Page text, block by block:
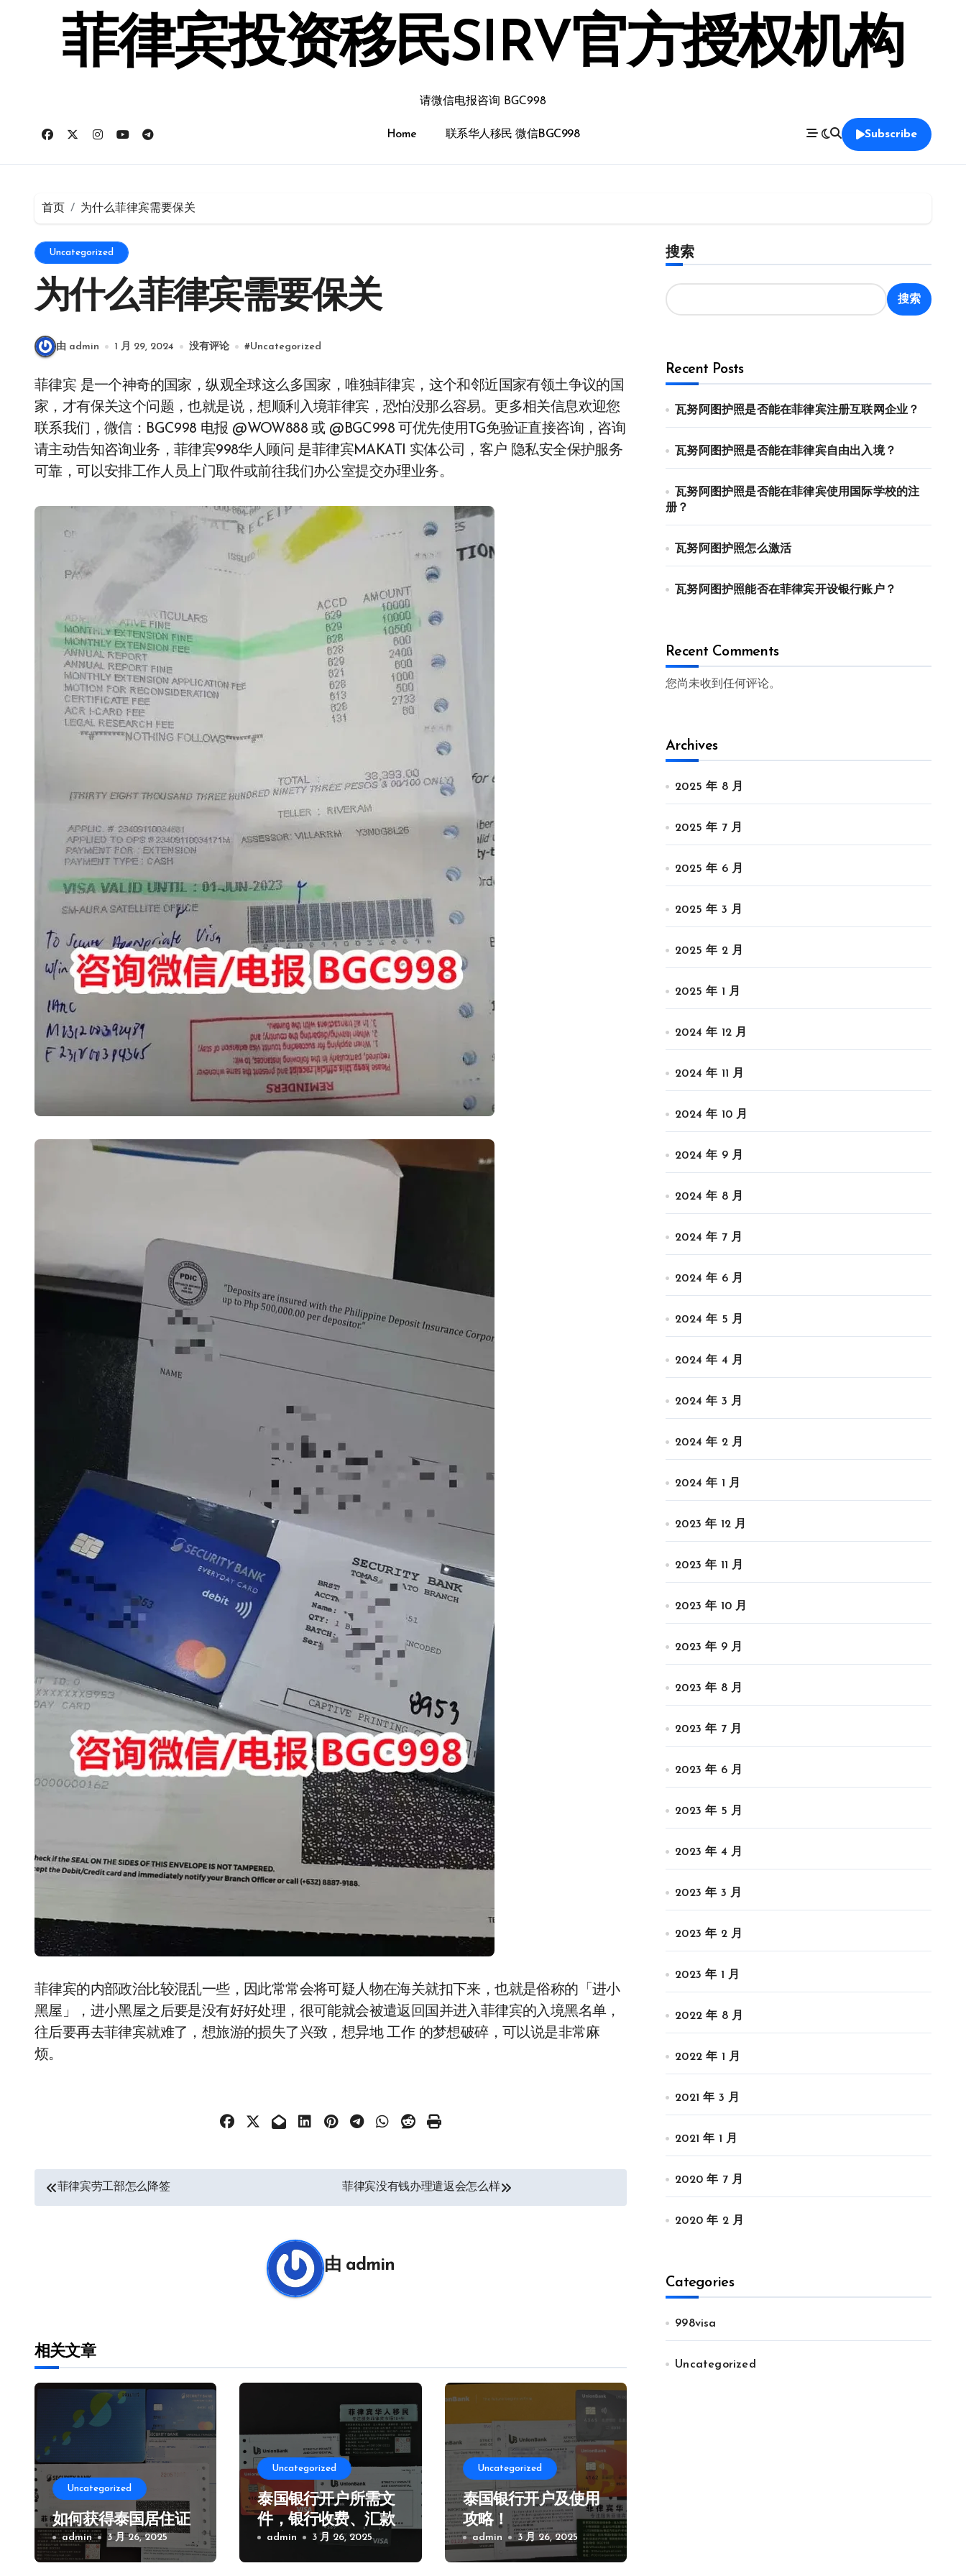
菲律宾投资移民SIRV官方授权机构
请微信电报咨询 BGC998
Home 联系华人移民 微信BGC998 Subscribe
首页 为什么菲律宾需要保关
Uncategorized
为什么菲律宾需要保关
由 admin 1 月 29, 2024 没有评论 #Uncategorized
菲律宾 是一个神奇的国家，纵观全球这么多国家，唯独菲律宾，这个和邻近国家有领土争议的国
家，才有保关这个问题，也就是说，想顺利入境菲律宾，恐怕没那么容易。更多相关信息欢迎您
联系我们，微信：BGC998 电报 @WOW888 或 @BGC998 可优先使用TG免验证直接咨询，咨询
请主动告知咨询业务，菲律宾998华人顾问 是菲律宾MAKATI 实体公司，客户 隐私安全保护服务
可靠，可以安排工作人员上门取件或前往我们办公室提交办理业务。
菲律宾的内部政治比较混乱一些，因此常常会将可疑人物在海关就扣下来，也就是俗称的「进小
黑屋」，进小黑屋之后要是没有好好处理，很可能就会被遣返回国并进入菲律宾的入境黑名单，
往后要再去菲律宾就难了，想旅游的损失了兴致，想异地 工作 的梦想破碎，可以说是非常麻
烦。
文菲律宾劳工部怎么降签 菲律宾没有钱办理遣返会怎么样
由 admin
相关文章
Uncategorized
如何获得泰国居住证
admin 3 月 26, 2025
Uncategorized
泰国银行开户所需文
件，银行收费、汇款
及注意事项！
admin 3 月 26, 2025
Uncategorized
泰国银行开户及使用
攻略！
admin 3 月 26, 2025
搜索
搜索
Recent Posts
瓦努阿图护照是否能在菲律宾注册互联网企业？
瓦努阿图护照是否能在菲律宾自由出入境？
瓦努阿图护照是否能在菲律宾使用国际学校的注
册？
瓦努阿图护照怎么激活
瓦努阿图护照能否在菲律宾开设银行账户？
Recent Comments
您尚未收到任何评论。
Archives
2025 年 8 月
2025 年 7 月
2025 年 6 月
2025 年 3 月
2025 年 2 月
2025 年 1 月
2024 年 12 月
2024 年 11 月
2024 年 10 月
2024 年 9 月
2024 年 8 月
2024 年 7 月
2024 年 6 月
2024 年 5 月
2024 年 4 月
2024 年 3 月
2024 年 2 月
2024 年 1 月
2023 年 12 月
2023 年 11 月
2023 年 10 月
2023 年 9 月
2023 年 8 月
2023 年 7 月
2023 年 6 月
2023 年 5 月
2023 年 4 月
2023 年 3 月
2023 年 2 月
2023 年 1 月
2022 年 8 月
2022 年 1 月
2021 年 3 月
2021 年 1 月
2020 年 7 月
2020 年 2 月
Categories
998visa
Uncategorized